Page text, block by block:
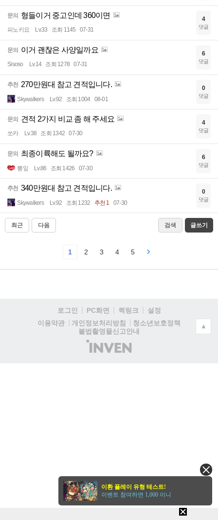
문의 형들이거 중고인데 360이면
피노키요 Lv.33 조회 1145 07-31
4
댓글
문의 이거 괜찮은 사양일까요
Sisoso Lv.14 조회 1278 07-31
6
댓글
추천 270만원대 참고 견적입니다.
Skywalkers Lv.92 조회 1004 08-01
0
댓글
문의 견적 2가지 비교 좀 해 주세요
쏘카 Lv.38 조회 1342 07-30
4
댓글
문의 최종이륙해도 될까요?
뽕잎 Lv.86 조회 1426 07-30
6
댓글
추천 340만원대 참고 견적입니다.
Skywalkers Lv.92 조회 1232 추천 1 07-30
0
댓글
최근 다음 검색 글쓰기
1 2 3 4 5
로그인 PC화면 퀵링크
설정
이용약관
개인정보처리방침
청소년보호정책
불법촬영물신고안내
(주)
인
▲
이환 플레이 유형 테스트!
이벤트 참여하면 1,000 이니